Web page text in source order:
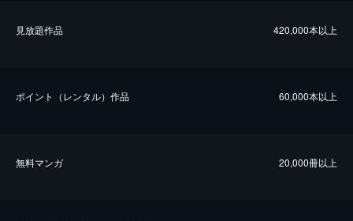
⾒放題作品 420,000本以上
ポイント（レンタル）作品 60,000本以上
無料マンガ 20,000冊以上